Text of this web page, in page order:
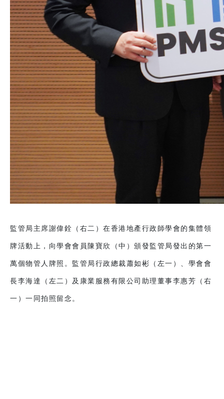
監管局主席謝偉銓（右二）在香港地產行政師學會的集體領
牌活動上，向學會會員陳寶欣（中）頒發監管局發出的第一
萬個物管人牌照。監管局行政總裁蕭如彬（左一）、學會會
長李海達（左二）及康業服務有限公司助理董事李惠芳（右
一）一同拍照留念。